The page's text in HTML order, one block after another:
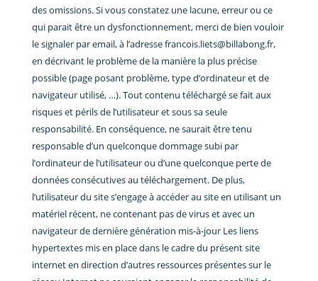
des omissions. Si vous constatez une lacune, erreur ou ce
qui parait être un dysfonctionnement, merci de bien vouloir
le signaler par email, à l’adresse francois.liets@billabong.fr,
en décrivant le problème de la manière la plus précise
possible (page posant problème, type d’ordinateur et de
navigateur utilisé, …). Tout contenu téléchargé se fait aux
risques et périls de l’utilisateur et sous sa seule
responsabilité. En conséquence, ne saurait être tenu
responsable d’un quelconque dommage subi par
l’ordinateur de l’utilisateur ou d’une quelconque perte de
données consécutives au téléchargement. De plus,
l’utilisateur du site s’engage à accéder au site en utilisant un
matériel récent, ne contenant pas de virus et avec un
navigateur de dernière génération mis-à-jour Les liens
hypertextes mis en place dans le cadre du présent site
internet en direction d’autres ressources présentes sur le